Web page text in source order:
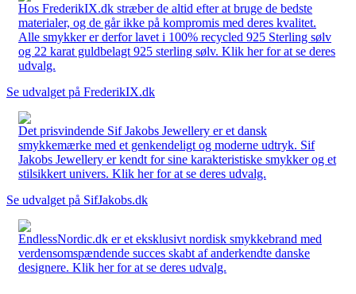
Hos FrederikIX.dk stræber de altid efter at bruge de bedste
materialer, og de går ikke på kompromis med deres kvalitet.
Alle smykker er derfor lavet i 100% recycled 925 Sterling sølv
og 22 karat guldbelagt 925 sterling sølv. Klik her for at se deres
udvalg.
Se udvalget på FrederikIX.dk
Det prisvindende Sif Jakobs Jewellery er et dansk
smykkemærke med et genkendeligt og moderne udtryk. Sif
Jakobs Jewellery er kendt for sine karakteristiske smykker og et
stilsikkert univers. Klik her for at se deres udvalg.
Se udvalget på SifJakobs.dk
EndlessNordic.dk er et eksklusivt nordisk smykkebrand med
verdensomspændende succes skabt af anderkendte danske
designere. Klik her for at se deres udvalg.